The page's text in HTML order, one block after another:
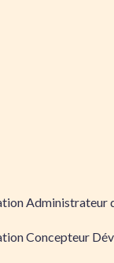
Administrateur
Concepteur